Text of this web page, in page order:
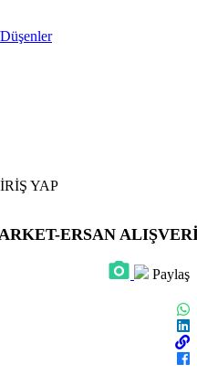
YAP
ERSAN
Paylaş